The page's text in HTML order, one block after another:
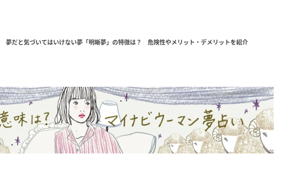
夢だと気づいてはいけない夢「明晰夢」の特徴は？ 危険性やメリット・デメリットを紹介